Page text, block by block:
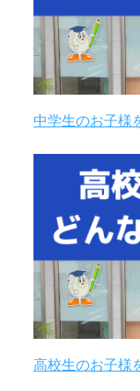
中学生のお子様
高校生のお子様